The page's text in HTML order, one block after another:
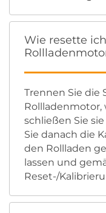
Wie resette
Trennen Sie die
Rollladenmotor,
schließen Sie
Sie danach die
den Rollladen
lassen und
Reset-/